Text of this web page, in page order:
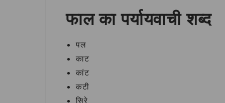
फाल का पर्यायवाची शब्द
पल
काट
कांट
कटी